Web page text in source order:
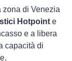
zona di Venezia
Hotpoint e
e a libera
capacità di